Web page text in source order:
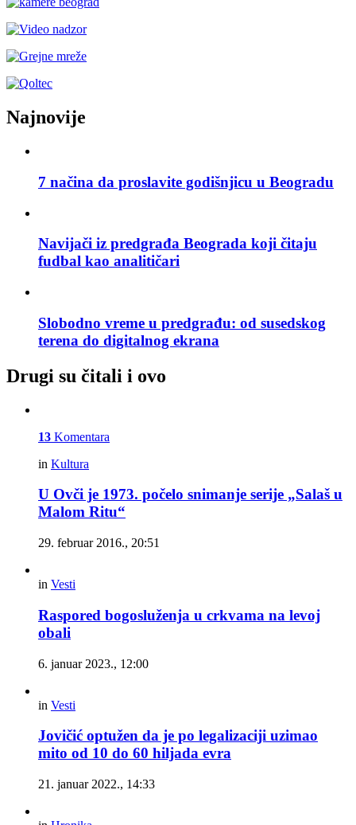
Najnovije
7 načina da proslavite godišnjicu u Beogradu
Navijači iz predgrađa Beograda koji čitaju
fudbal kao analitičari
Slobodno vreme u predgrađu: od susedskog
terena do digitalnog ekrana
Drugi su čitali i ovo
13 Komentara
in Kultura
U Ovči je 1973. počelo snimanje serije „Salaš u
Malom Ritu“
29. februar 2016., 20:51
in Vesti
Raspored bogosluženja u crkvama na levoj
obali
6. januar 2023., 12:00
in Vesti
Jovičić optužen da je po legalizaciji uzimao
mito od 10 do 60 hiljada evra
21. januar 2022., 14:33